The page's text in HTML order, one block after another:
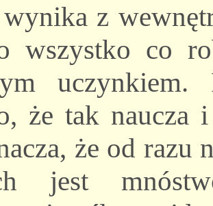
z
wszystko co
uczynkiem.
że tak naucza
że od razu
jest